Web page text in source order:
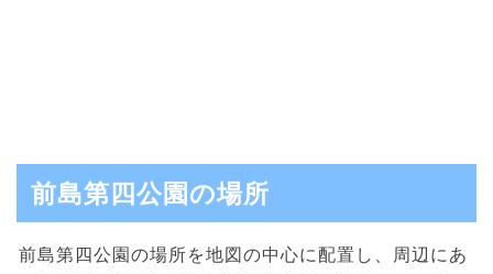
前島第四公園の場所
前島第四公園の場所を地図の中心に配置し、周辺にあ